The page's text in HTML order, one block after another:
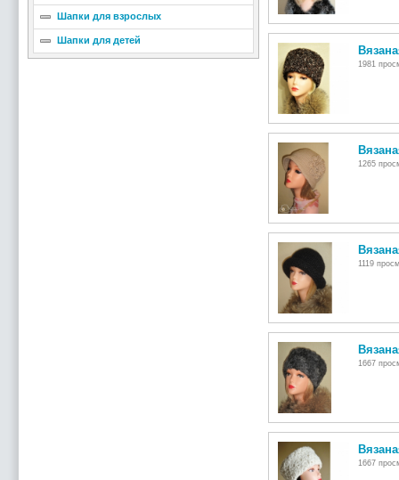
Шапки для взрослых
Шапки для детей
1981
1265
1119
1667
1667